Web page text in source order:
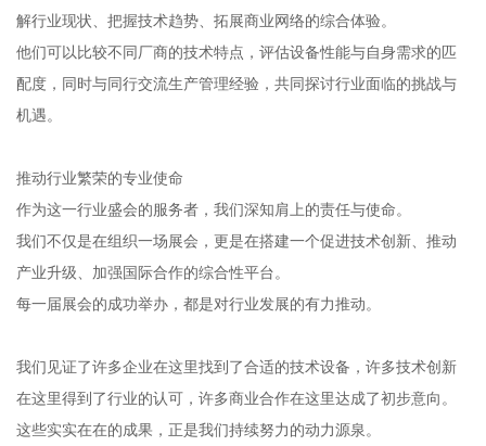
解行业现状、把握技术趋势、拓展商业网络的综合体验。
他们可以比较不同厂商的技术特点，评估设备性能与自身需求的匹
配度，同时与同行交流生产管理经验，共同探讨行业面临的挑战与
机遇。
推动行业繁荣的专业使命
作为这一行业盛会的服务者，我们深知肩上的责任与使命。
我们不仅是在组织一场展会，更是在搭建一个促进技术创新、推动
产业升级、加强国际合作的综合性平台。
每一届展会的成功举办，都是对行业发展的有力推动。
我们见证了许多企业在这里找到了合适的技术设备，许多技术创新
在这里得到了行业的认可，许多商业合作在这里达成了初步意向。
这些实实在在的成果，正是我们持续努力的动力源泉。